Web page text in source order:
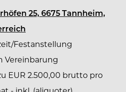
einer Crew, die
da ist und jeden
lebt. Ob Küche, Service,
oder Haustechnik –
25, 6675 Tannheim,
Festanstellung
Vereinbarung
EUR 2.500,00 brutto pro